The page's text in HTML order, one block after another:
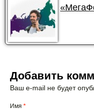
Добавить
Ваш e-mail не будет
Имя *